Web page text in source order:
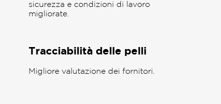
sicurezza e condizioni di lavoro
migliorate.
Tracciabilità delle pelli
Migliore valutazione dei fornitori.